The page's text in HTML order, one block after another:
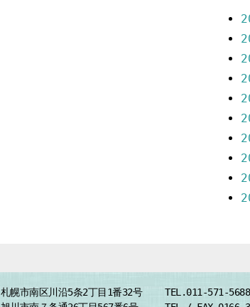
札幌市南区川沿5条2丁目1番32号
TEL.011-571-